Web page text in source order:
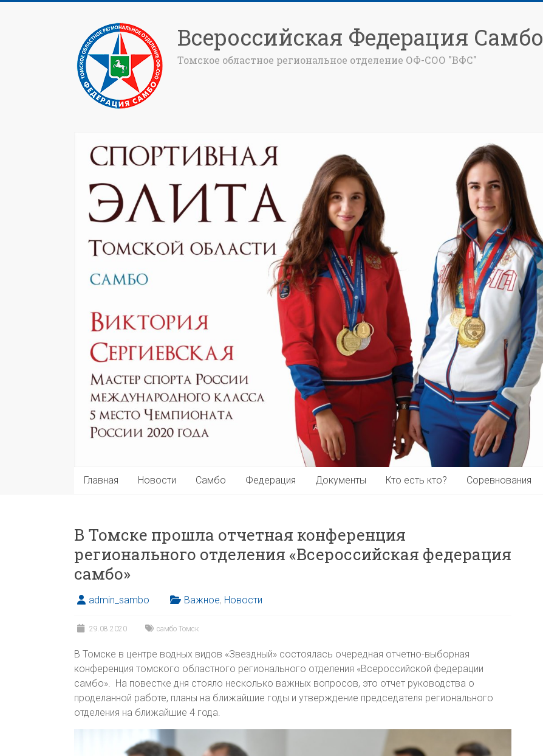
Всероссийская Федерация Самбо
Томское областное региональное отделение ОФ-СОО "ВФС"
Главная Новости Самбо Федерация Документы Кто есть кто? Соревнования
В Томске прошла отчетная конференция
регионального отделения «Всероссийская федерация
самбо»
admin_sambo Важное, Новости
29.08.2020 самбо Томск
В Томске в центре водных видов «Звездный» состоялась очередная отчетно-выборная
конференция томского областного регионального отделения «Всероссийской федерации
самбо». На повестке дня стояло несколько важных вопросов, это отчет руководства о
проделанной работе, планы на ближайшие годы и утверждение председателя регионального
отделения на ближайшие 4 года.